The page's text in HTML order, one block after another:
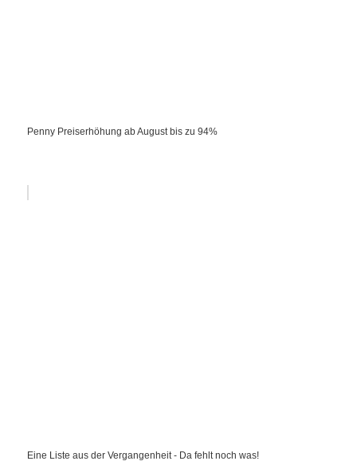
Penny Preiserhöhung ab August bis zu 94%
Eine Liste aus der Vergangenheit - Da fehlt noch was!